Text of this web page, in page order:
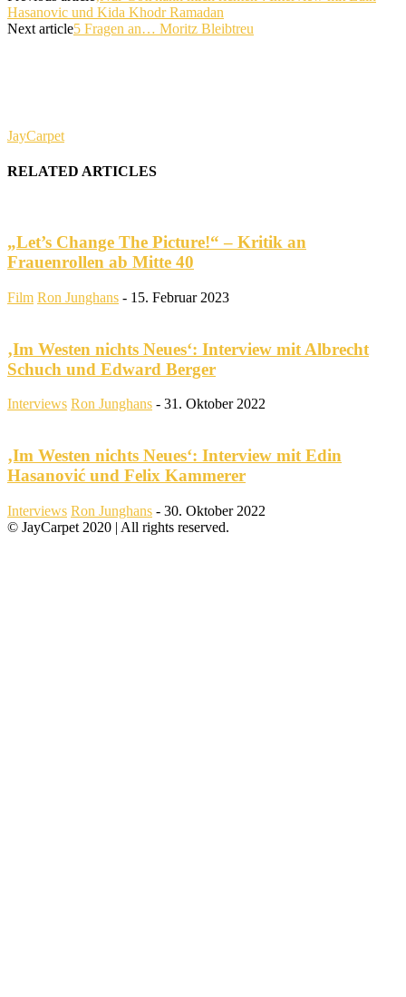
Hasanovic und Kida Khodr Ramadan
Next article5 Fragen an… Moritz Bleibtreu
JayCarpet
RELATED ARTICLES
„Let’s Change The Picture!“ – Kritik an
Frauenrollen ab Mitte 40
Film Ron Junghans - 15. Februar 2023
‚Im Westen nichts Neues‘: Interview mit Albrecht
Schuch und Edward Berger
Interviews Ron Junghans - 31. Oktober 2022
‚Im Westen nichts Neues‘: Interview mit Edin
Hasanović und Felix Kammerer
Interviews Ron Junghans - 30. Oktober 2022
© JayCarpet 2020 | All rights reserved.